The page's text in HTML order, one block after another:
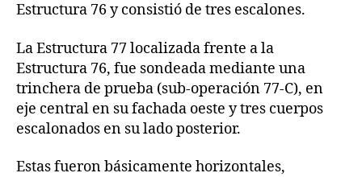
Estructura 76 y consistió de tres escalones.
La Estructura 77 localizada frente a la
Estructura 76, fue sondeada mediante una
trinchera de prueba (sub-operación 77-C), en
eje central en su fachada oeste y tres cuerpos
escalonados en su lado posterior.
Estas fueron básicamente horizontales,